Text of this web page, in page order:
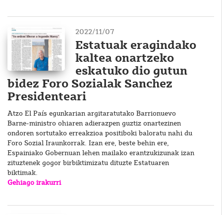
2022/11/07
Estatuak eragindako
kaltea onartzeko
eskatuko dio gutun
bidez Foro Sozialak Sanchez
Presidenteari
Atzo El País egunkarian argitaratutako Barrionuevo
Barne-ministro ohiaren adierazpen guztiz onartezinen
ondoren sortutako erreakzioa positiboki baloratu nahi du
Foro Sozial Iraunkorrak. Izan ere, beste behin ere,
Espainiako Gobernuan lehen mailako erantzukizunak izan
zituztenek gogor birbiktimizatu dituzte Estatuaren
biktimak.
Gehiago irakurri